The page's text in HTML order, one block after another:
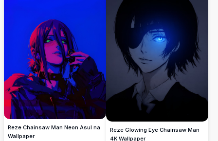
Reze Chainsaw Man Neon Asul na
Wallpaper
Reze Glowing Eye Chainsaw Man
4K Wallpaper